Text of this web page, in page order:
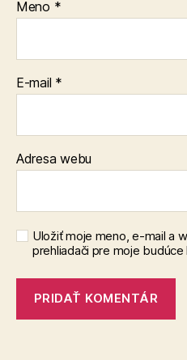
Meno *
E-mail *
Adresa webu
Uložiť moje meno, e-mail a
prehliadači pre moje